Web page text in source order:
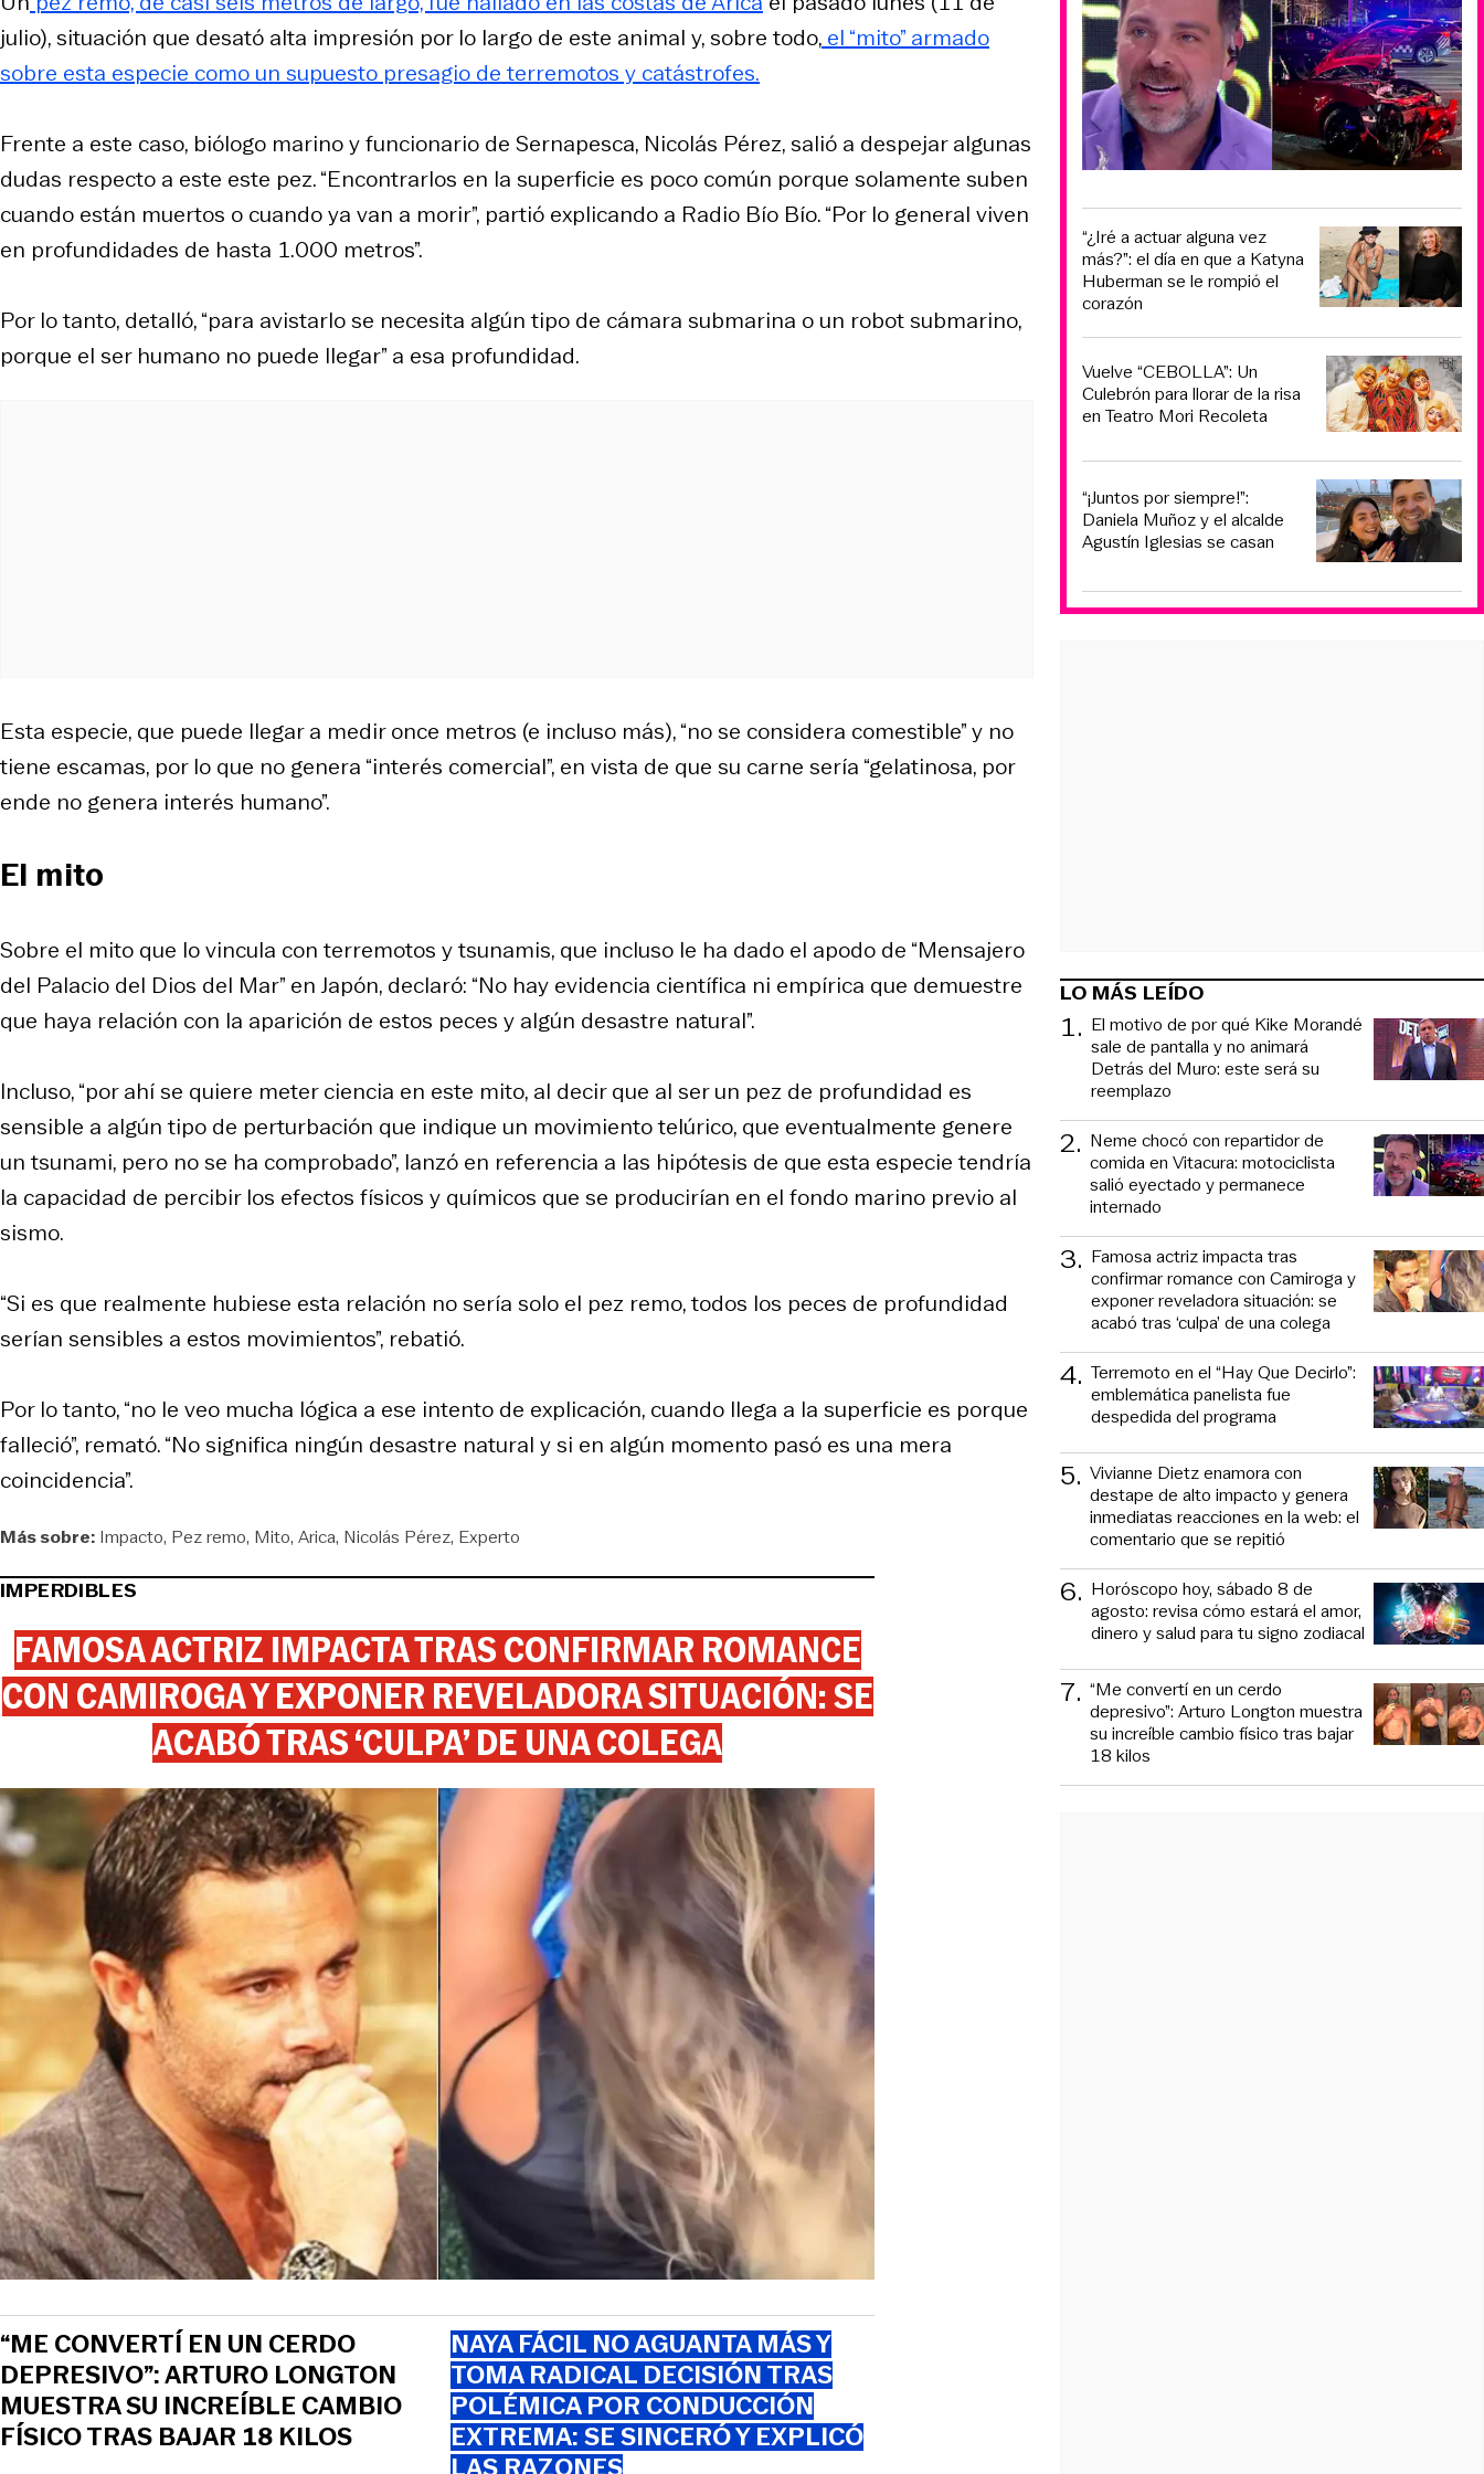
julio), situación que desató alta impresión por lo largo de este animal y, sobre todo, el “mito” armado
sobre esta especie como un supuesto presagio de terremotos y catástrofes.
Frente a este caso, biólogo marino y funcionario de Sernapesca, Nicolás Pérez, salió a despejar algunas
dudas respecto a este este pez. “Encontrarlos en la superficie es poco común porque solamente suben
cuando están muertos o cuando ya van a morir”, partió explicando a Radio Bío Bío. “Por lo general viven
en profundidades de hasta 1.000 metros”.
Por lo tanto, detalló, “para avistarlo se necesita algún tipo de cámara submarina o un robot submarino,
porque el ser humano no puede llegar” a esa profundidad.
Esta especie, que puede llegar a medir once metros (e incluso más), “no se considera comestible” y no
tiene escamas, por lo que no genera “interés comercial”, en vista de que su carne sería “gelatinosa, por
ende no genera interés humano”.
El mito
Sobre el mito que lo vincula con terremotos y tsunamis, que incluso le ha dado el apodo de “Mensajero
del Palacio del Dios del Mar” en Japón, declaró: “No hay evidencia científica ni empírica que demuestre
que haya relación con la aparición de estos peces y algún desastre natural”.
Incluso, “por ahí se quiere meter ciencia en este mito, al decir que al ser un pez de profundidad es
sensible a algún tipo de perturbación que indique un movimiento telúrico, que eventualmente genere
un tsunami, pero no se ha comprobado”, lanzó en referencia a las hipótesis de que esta especie tendría
la capacidad de percibir los efectos físicos y químicos que se producirían en el fondo marino previo al
sismo.
“Si es que realmente hubiese esta relación no sería solo el pez remo, todos los peces de profundidad
serían sensibles a estos movimientos”, rebatió.
Por lo tanto, “no le veo mucha lógica a ese intento de explicación, cuando llega a la superficie es porque
falleció”, remató. “No significa ningún desastre natural y si en algún momento pasó es una mera
coincidencia”.
Más sobre: Impacto Pez remo Mito Arica Nicolás Pérez Experto
IMPERDIBLES
FAMOSA ACTRIZ IMPACTA TRAS CONFIRMAR ROMANCE
CON CAMIROGA Y EXPONER REVELADORA SITUACIÓN: SE
ACABÓ TRAS ‘CULPA’ DE UNA COLEGA
“ME CONVERTÍ EN UN CERDO
DEPRESIVO”: ARTURO LONGTON
MUESTRA SU INCREÍBLE CAMBIO
FÍSICO TRAS BAJAR 18 KILOS
NAYA FÁCIL NO AGUANTA MÁS Y
TOMA RADICAL DECISIÓN TRAS
POLÉMICA POR CONDUCCIÓN
EXTREMA: SE SINCERÓ Y EXPLICÓ
“¿Iré a actuar alguna vez
más?”: el día en que a Katyna
Huberman se le rompió el
corazón
Vuelve “CEBOLLA”: Un
Culebrón para llorar de la risa
en Teatro Mori Recoleta
“¡Juntos por siempre!”:
Daniela Muñoz y el alcalde
Agustín Iglesias se casan
LO MÁS LEÍDO
1. El motivo de por qué Kike Morandé
sale de pantalla y no animará
Detrás del Muro: este será su
reemplazo
2. Neme chocó con repartidor de
comida en Vitacura: motociclista
salió eyectado y permanece
internado
3. Famosa actriz impacta tras
confirmar romance con Camiroga y
exponer reveladora situación: se
acabó tras ‘culpa’ de una colega
4. Terremoto en el “Hay Que Decirlo”:
emblemática panelista fue
despedida del programa
5. Vivianne Dietz enamora con
destape de alto impacto y genera
inmediatas reacciones en la web: el
comentario que se repitió
6. Horóscopo hoy, sábado 8 de
agosto: revisa cómo estará el amor,
dinero y salud para tu signo zodiacal
7. “Me convertí en un cerdo
depresivo”: Arturo Longton muestra
su increíble cambio físico tras bajar
18 kilos